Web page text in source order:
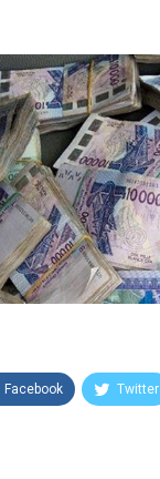
Facebook Twitter